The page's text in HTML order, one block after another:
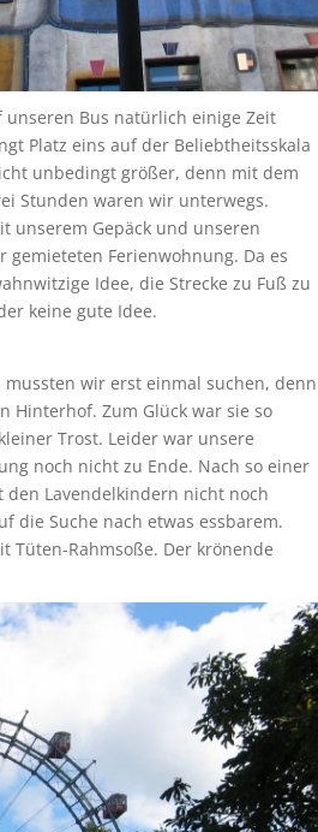
Bus natürlich einige Zeit
Platz eins auf der Beliebtheitsskala
unbedingt größer, denn mit dem
Stunden waren wir unterwegs.
unserem Gepäck und unseren
Ferienwohnung. Da es
Idee, die Strecke zu Fuß zu
keine gute Idee.
wir erst einmal suchen, denn
Hinterhof. Zum Glück war sie so
Trost. Leider war unsere
noch nicht zu Ende. Nach so einer
Lavendelkindern nicht noch
die Suche nach etwas essbarem.
Tüten-Rahmsoße. Der krönende